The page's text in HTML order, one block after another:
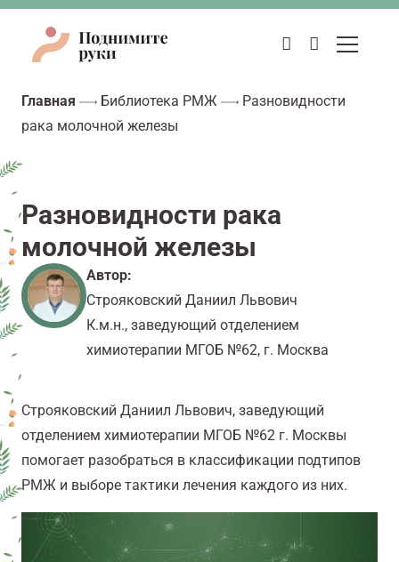
Главная Библиотека РМЖ
Разновидности
рака молочной железы
Разновидности рака
молочной железы
Автор:
Строяковский Даниил Львович
К.м.н., заведующий отделением
химиотерапии МГОБ №62, г. Москва
Строяковский Даниил Львович, заведующий
отделением химиотерапии МГОБ №62 г. Москвы
помогает разобраться в классификации подтипов
РМЖ и выборе тактики лечения каждого из них.
Видеоплеер